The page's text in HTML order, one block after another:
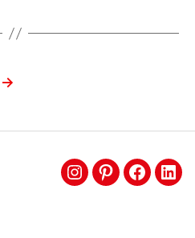
→